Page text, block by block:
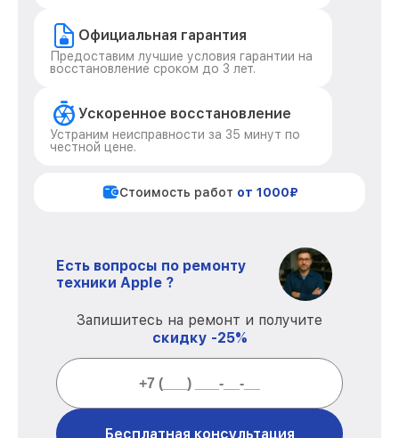
Официальная гарантия
Предоставим лучшие условия гарантии на
восстановление сроком до 3 лет.
Ускоренное восстановление
Устраним неисправности за 35 минут по
честной цене.
Стоимость работ от 1000₽
Есть вопросы по ремонту
техники Apple ?
Запишитесь на ремонт и получите
скидку -25%
Бесплатная консультация